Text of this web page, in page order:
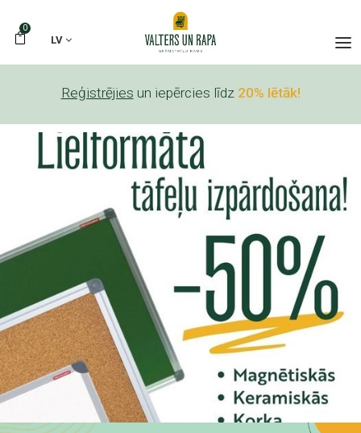
0
LV
Reģistrējies un iepērcies līdz 20% lētāk!